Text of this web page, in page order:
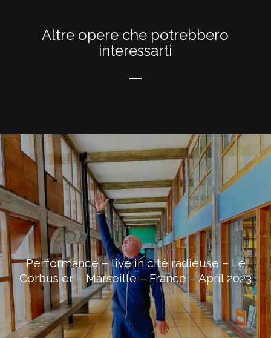
Altre opere che potrebbero
interessarti
Performance – live in citè radieuse – Le
Corbusier – Marseille – France – April 2023